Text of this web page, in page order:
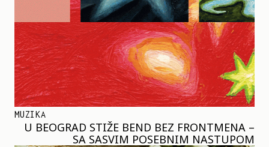
MUZIKA
U BEOGRAD STIŽE BEND BEZ FRONTMENA –
SA SASVIM POSEBNIM NASTUPOM